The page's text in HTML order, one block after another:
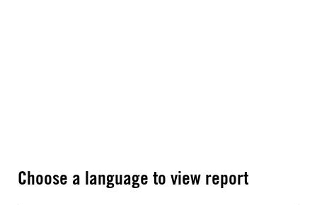
Choose a language to view report